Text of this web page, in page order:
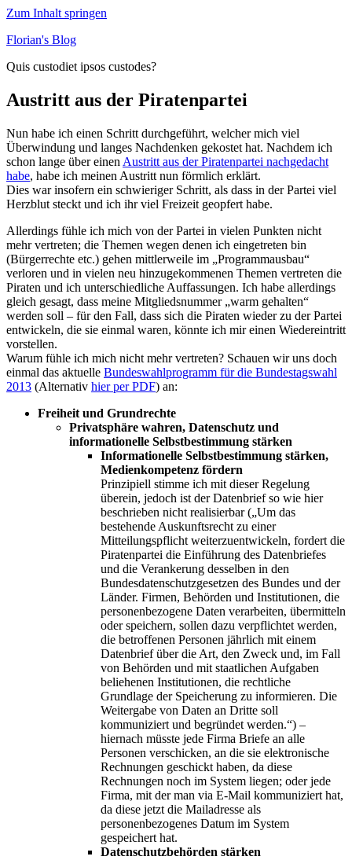
Zum Inhalt springen
Florian's Blog
Quis custodiet ipsos custodes?
Austritt aus der Piratenpartei
Nun habe ich einen Schritt durchgeführt, welcher mich viel
Überwindung und langes Nachdenken gekostet hat. Nachdem ich
schon lange über einen Austritt aus der Piratenpartei nachgedacht
habe, habe ich meinen Austritt nun förmlich erklärt.
Dies war insofern ein schwieriger Schritt, als dass in der Partei viel
Herzblut steckt und ich ihr viel Freizeit geopfert habe.
Allerdings fühle ich mich von der Partei in vielen Punkten nicht
mehr vertreten; die Themen wegen denen ich eingetreten bin
(Bürgerrechte etc.) gehen mittlerweile im „Programmausbau“
verloren und in vielen neu hinzugekommenen Themen vertreten die
Piraten und ich unterschiedliche Auffassungen. Ich habe allerdings
gleich gesagt, dass meine Mitgliedsnummer „warm gehalten“
werden soll – für den Fall, dass sich die Piraten wieder zu der Partei
entwickeln, die sie einmal waren, könnte ich mir einen Wiedereintritt
vorstellen.
Warum fühle ich mich nicht mehr vertreten? Schauen wir uns doch
einmal das aktuelle Bundeswahlprogramm für die Bundestagswahl
2013 (Alternativ hier per PDF) an:
Freiheit und Grundrechte
Privatsphäre wahren, Datenschutz und
informationelle Selbstbestimmung stärken
Informationelle Selbstbestimmung stärken,
Medienkompetenz fördern
Prinzipiell stimme ich mit dieser Regelung
überein, jedoch ist der Datenbrief so wie hier
beschrieben nicht realisierbar („Um das
bestehende Auskunftsrecht zu einer
Mitteilungspflicht weiterzuentwickeln, fordert die
Piratenpartei die Einführung des Datenbriefes
und die Verankerung desselben in den
Bundesdatenschutzgesetzen des Bundes und der
Länder. Firmen, Behörden und Institutionen, die
personenbezogene Daten verarbeiten, übermitteln
oder speichern, sollen dazu verpflichtet werden,
die betroffenen Personen jährlich mit einem
Datenbrief über die Art, den Zweck und, im Fall
von Behörden und mit staatlichen Aufgaben
beliehenen Institutionen, die rechtliche
Grundlage der Speicherung zu informieren. Die
Weitergabe von Daten an Dritte soll
kommuniziert und begründet werden.“) –
hiernach müsste jede Firma Briefe an alle
Personen verschicken, an die sie elektronische
Rechnungen geschickt haben, da diese
Rechnungen noch im System liegen; oder jede
Firma, mit der man via E-Mail kommuniziert hat,
da diese jetzt die Mailadresse als
personenbezogenes Datum im System
gespeichert hat.
Datenschutzbehörden stärken